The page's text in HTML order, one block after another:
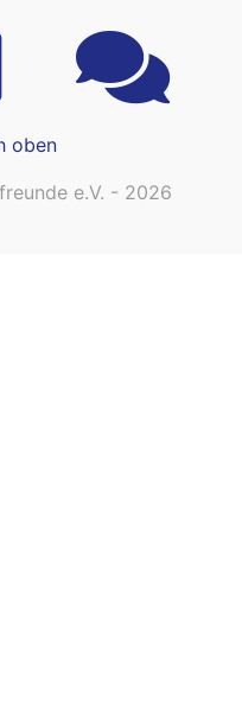
oben
e.V. - 2026